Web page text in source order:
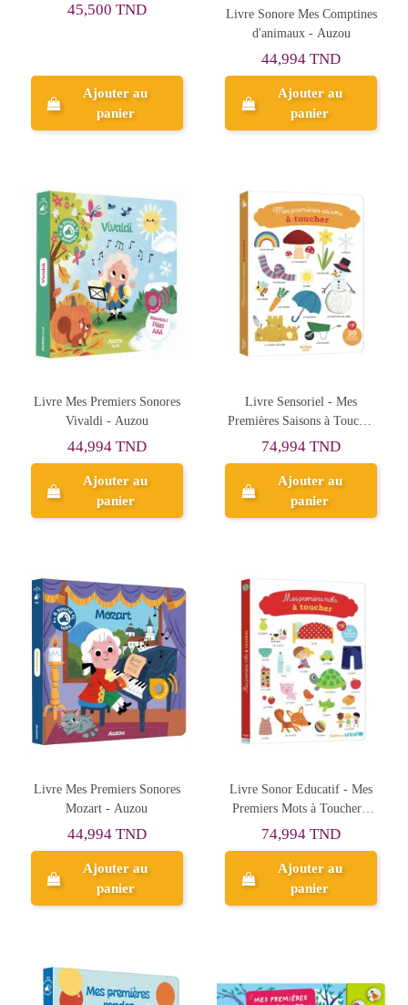
45,500 TND
Ajouter au
panier
Livre Sonore Mes Comptines
d'animaux - Auzou
44,994 TND
Ajouter au
panier
Livre Mes Premiers Sonores
Vivaldi - Auzou
44,994 TND
Ajouter au
panier
Livre Sensoriel - Mes
Premières Saisons à Toucher
- Auzou
74,994 TND
Ajouter au
panier
Livre Mes Premiers Sonores
Mozart - Auzou
44,994 TND
Ajouter au
panier
Livre Sonor Educatif - Mes
Premiers Mots à Toucher -
Auzou
74,994 TND
Ajouter au
panier